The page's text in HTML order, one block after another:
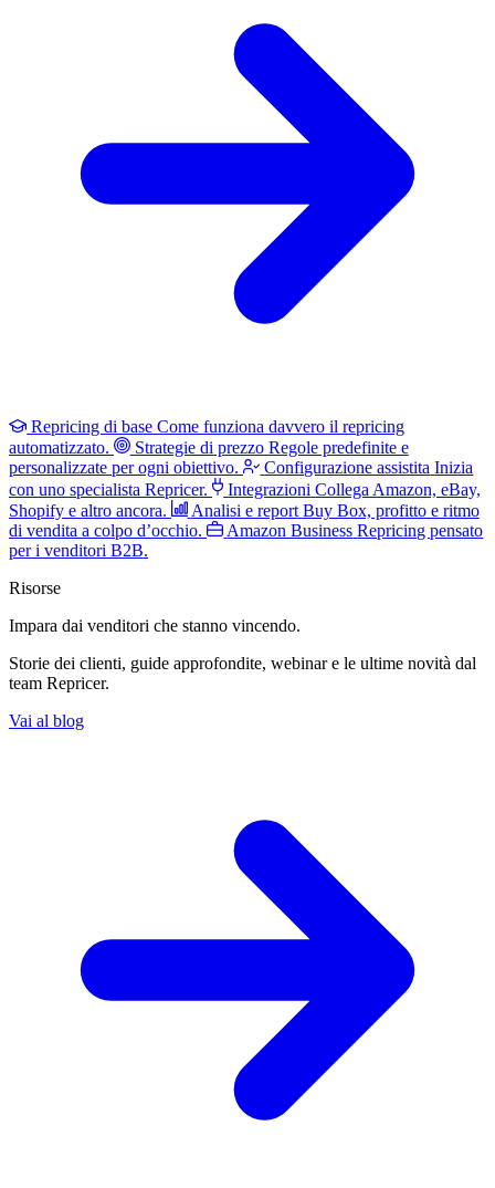
Repricing di base Come funziona davvero il repricing
automatizzato.
Strategie di prezzo Regole predefinite e
personalizzate per ogni obiettivo.
Configurazione assistita Inizia
con uno specialista Repricer.
Integrazioni Collega Amazon, eBay,
Shopify e altro ancora.
Analisi e report Buy Box, profitto e ritmo
di vendita a colpo d’occhio.
Amazon Business Repricing pensato
per i venditori B2B.
Risorse
Impara dai venditori che stanno vincendo.
Storie dei clienti, guide approfondite, webinar e le ultime novità dal
team Repricer.
Vai al blog